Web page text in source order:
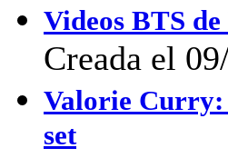
Videos BTS
Creada el
Valorie Curry:
set